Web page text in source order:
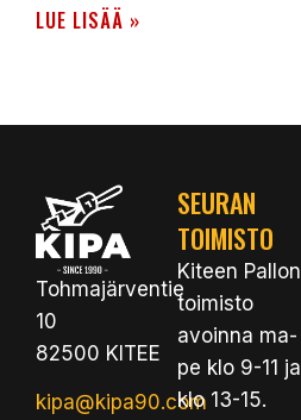
LUE LISÄÄ »
Tohmajärventie
10
82500 KITEE
kipa@kipa90.com
SEURAN
TOIMISTO
Kiteen Pallon
toimisto
avoinna ma-
pe klo 9-11 ja
klo 13-15.